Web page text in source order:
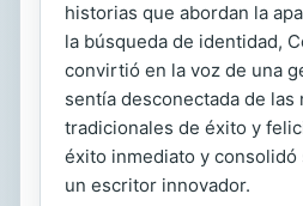
historias que abordan la
la búsqueda de identidad,
convirtió en la voz de una
sentía desconectada de las
tradicionales de éxito y
éxito inmediato y consolidó
un escritor innovador.